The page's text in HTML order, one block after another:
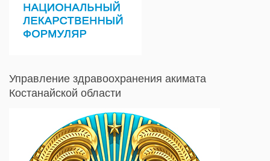
Управление здравоохранения акимата
Костанайской области